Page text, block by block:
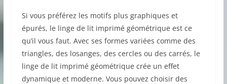
Si vous préférez les motifs plus graphiques et
épurés, le linge de lit imprimé géométrique est ce
qu’il vous faut. Avec ses formes variées comme des
triangles, des losanges, des cercles ou des carrés, le
linge de lit imprimé géométrique crée un effet
dynamique et moderne. Vous pouvez choisir des